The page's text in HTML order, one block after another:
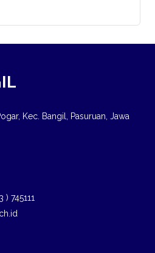
Kec. Bangil, Pasuruan, Jawa
) 745111